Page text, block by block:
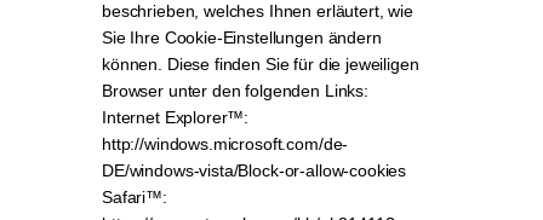
beschrieben, welches Ihnen erläutert, wie
Sie Ihre Cookie-Einstellungen ändern
können. Diese finden Sie für die jeweiligen
Browser unter den folgenden Links:
Internet Explorer™:
http://windows.microsoft.com/de-
DE/windows-vista/Block-or-allow-cookies
Safari™: